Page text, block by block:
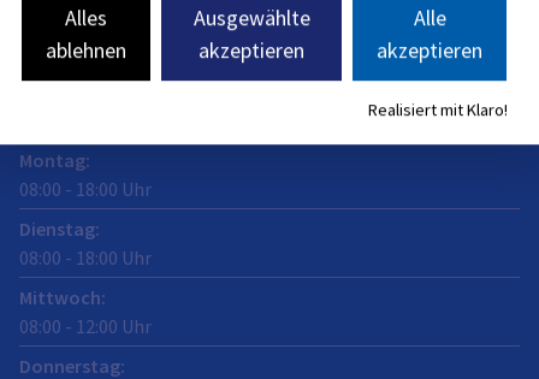
Erlangen
Öffnungszeiten
Montag:
08:00 - 18:00 Uhr
Dienstag:
08:00 - 18:00 Uhr
Mittwoch:
08:00 - 12:00 Uhr
Donnerstag:
Alles
ablehnen
Ausgewählte
akzeptieren
Alle
akzeptieren
Realisiert mit Klaro!